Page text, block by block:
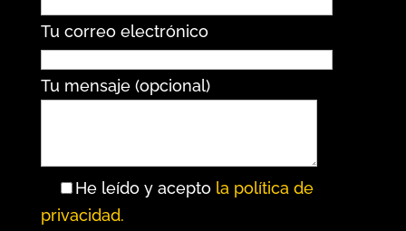
Tu correo electrónico
Tu mensaje (opcional)
He leído y acepto la política de
privacidad.